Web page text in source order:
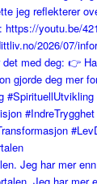
Jeg har mer